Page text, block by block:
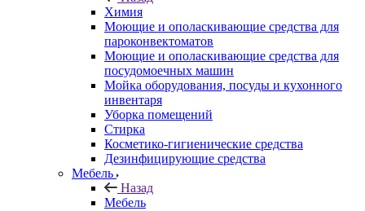
Химия
Моющие и ополаскивающие средства для
пароконвектоматов
Моющие и ополаскивающие средства для
посудомоечных машин
Мойка оборудования, посуды и кухонного
инвентаря
Уборка помещений
Стирка
Косметико-гигиенические средства
Дезинфицирующие средства
Мебель
Назад
Мебель